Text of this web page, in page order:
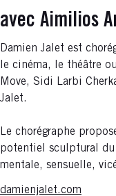
avec Aimilios
Damien Jalet est
le cinéma, le théâtre
Move, Sidi Larbi
Jalet.
Le chorégraphe
potentiel sculptural
mentale, sensuelle,
damienjalet.com